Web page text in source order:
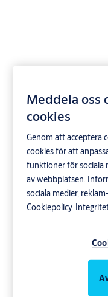
14110
Meddela oss
cookies
Genom att acceptera
cookies för att
funktioner för sociala
av webbplatsen.
sociala medier,
Cookiepolicy